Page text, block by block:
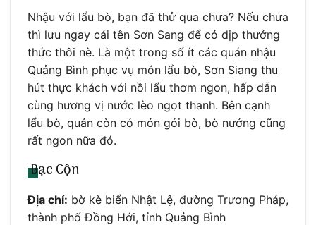
Nhậu với lẩu bò, bạn đã thử qua chưa? Nếu chưa
thì lưu ngay cái tên Sơn Sang để có dịp thưởng
thức thôi nè. Là một trong số ít các quán nhậu
Quảng Bình phục vụ món lẩu bò, Sơn Siang thu
hút thực khách với nồi lẩu thơm ngon, hấp dẫn
cùng hương vị nước lèo ngọt thanh. Bên cạnh
lẩu bò, quán còn có món gỏi bò, bò nướng cũng
rất ngon nữa đó.
Bạc Cộn
Địa chỉ: bờ kè biển Nhật Lệ, đường Trương Pháp,
thành phố Đồng Hới, tỉnh Quảng Bình